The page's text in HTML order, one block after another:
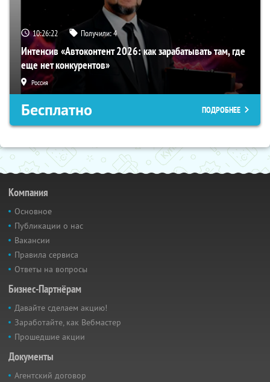
10:26:21 Получили:4
Интенсив «Автоконтент 2026: как зарабатывать там, где
еще нет конкурентов»
Россия
Бесплатно ПОДРОБНЕЕ
Компания
Основное
Публикации о нас
Вакансии
Правила сервиса
Ответы на вопросы
Бизнес-Партнёрам
Давайте сделаем акцию!
Заработайте, как Вебмастер
Прошедшие акции
Документы
Агентский договор